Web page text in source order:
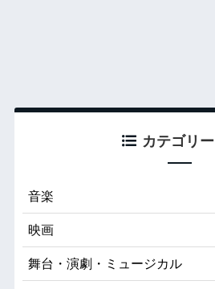
カテゴリー
音楽
映画
舞台・演劇・ミュージカル